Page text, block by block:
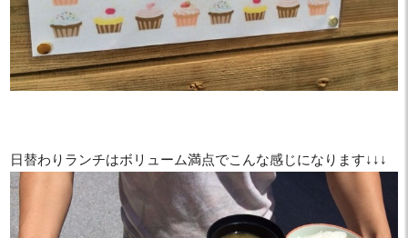
日替わりランチはボリューム満点でこんな感じになります↓↓↓